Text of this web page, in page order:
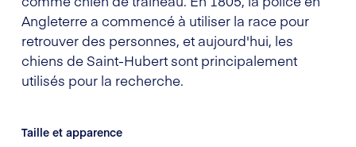
Angleterre a commencé à utiliser la race pour
retrouver des personnes, et aujourd'hui, les
chiens de Saint-Hubert sont principalement
utilisés pour la recherche.
Taille et apparence